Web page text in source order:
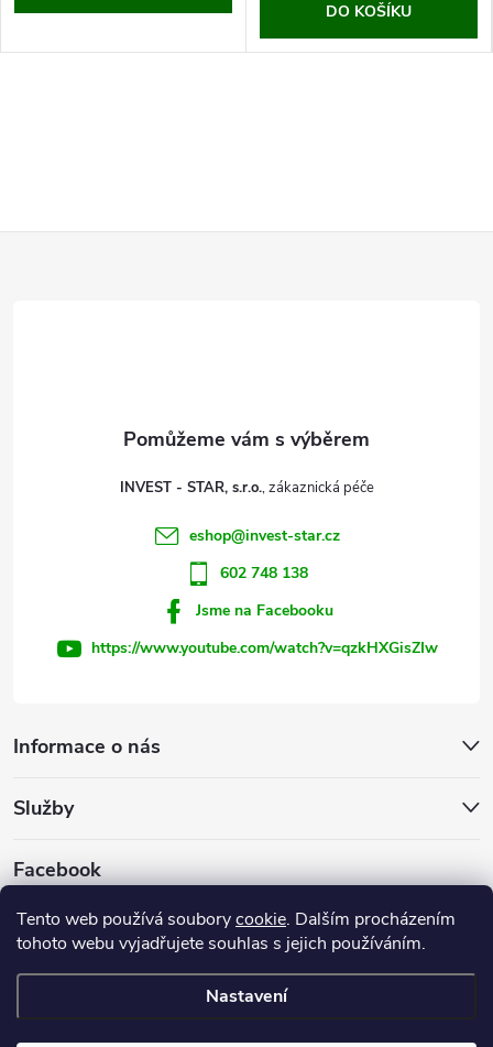
Tento web používá souborycookie. Dalším procházením
tohoto webu vyjadřujete souhlas s jejich používáním.
Nastavení
DO KOŠÍKU
Informace o nás
Služby
Facebook
INVEST - STAR, s.r.o.
eshop@invest-star.cz
602 748 138
Jsme na Facebooku
https://www.youtube.com/watch?v=qzkHXGisZIw